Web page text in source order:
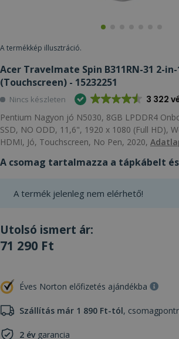
A termékkép illusztráció.
Acer Travelmate Spin B311RN-31 2-in-
(Touchscreen) - 15232251
Nincs készleten 3 322
Pentium Nagyon jó N5030, 8GB LPDDR4
SSD, NO ODD, 11,6", 1920 x 1080 (Full HD),
HDMI, Jó, Touchscreen, No Pen, 2020,
A csomag tartalmazza a tápkábelt
A termék jelenleg nem elérhető!
Utolsó ismert ár:
71 290 Ft
Éves Norton előfizetés ajándékba
Szállítás már 1 890 Ft-tól,
2 évgarancia